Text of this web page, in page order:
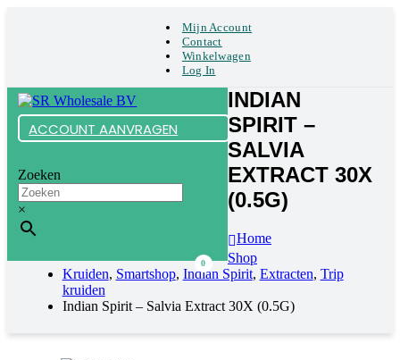
Mijn Account
Contact
Winkelwagen
Log In
ACCOUNT AANVRAGEN
Zoeken
×
0
INDIAN
SPIRIT –
SALVIA
EXTRACT 30X
(0.5G)
Home
Shop
Kruiden, Smartshop, Indian Spirit, Extracten, Trip
kruiden
Indian Spirit – Salvia Extract 30X (0.5G)